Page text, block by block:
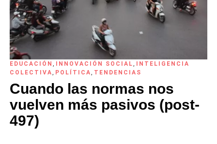
EDUCACIÓN , INNOVACIÓN SOCIAL,
INTELIGENCIA
COLECTIVA, POLÍTICA, TENDENCIAS
Cuando las normas nos
vuelven más pasivos (post-
497)